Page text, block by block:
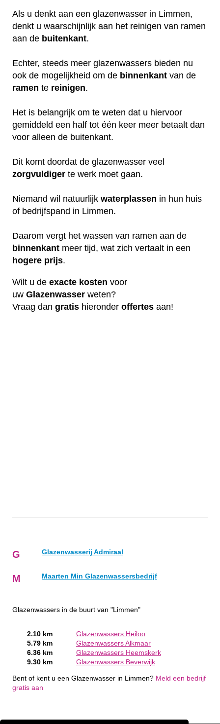
Als u denkt aan een glazenwasser in Limmen,
denkt u waarschijnlijk aan het reinigen van ramen
aan de buitenkant.
Echter, steeds meer glazenwassers bieden nu
ook de mogelijkheid om de binnenkant van de
ramen te reinigen.
Het is belangrijk om te weten dat u hiervoor
gemiddeld een half tot één keer meer betaalt dan
voor alleen de buitenkant.
Dit komt doordat de glazenwasser veel
zorgvuldiger te werk moet gaan.
Niemand wil natuurlijk waterplassen in hun huis
of bedrijfspand in Limmen.
Daarom vergt het wassen van ramen aan de
binnenkant meer tijd, wat zich vertaalt in een
hogere prijs.
Wilt u de exacte kosten voor
uw Glazenwasser weten?
Vraag dan gratis hieronder offertes aan!
G Glazenwasserij Admiraal
M Maarten Min Glazenwassersbedrijf
Glazenwassers in de buurt van "Limmen"
2.10 km
Glazenwassers Heiloo
5.79 km
Glazenwassers Alkmaar
6.36 km
Glazenwassers Heemskerk
9.30 km
Glazenwassers Beverwijk
Bent of kent u een Glazenwasser in Limmen? Meld een bedrijf
gratis aan